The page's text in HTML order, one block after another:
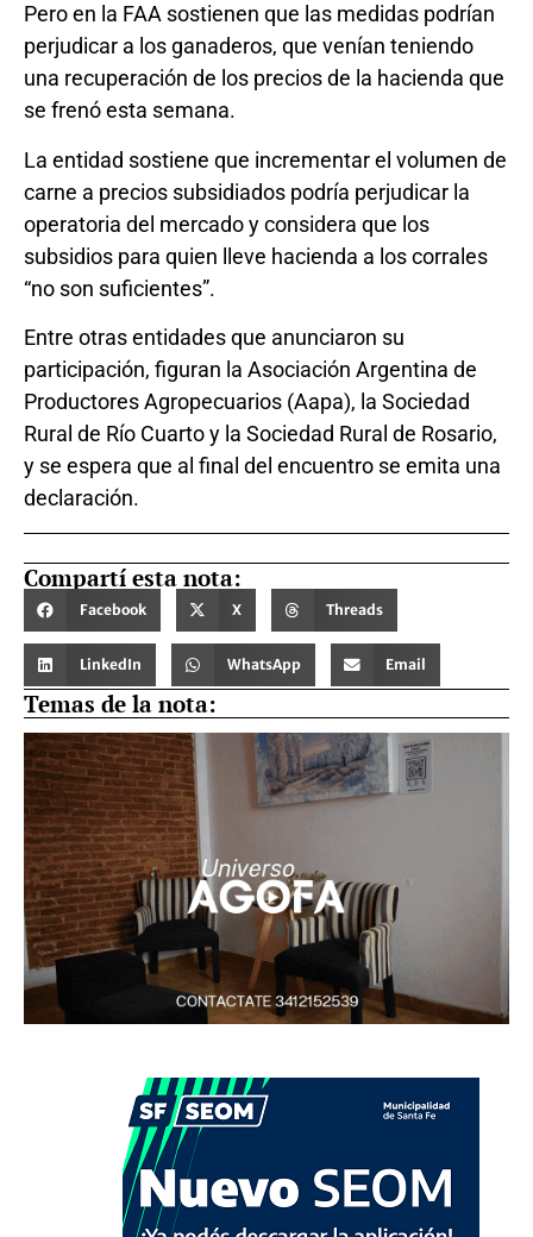
Pero en la FAA sostienen que las medidas podrían
perjudicar a los ganaderos, que venían teniendo
una recuperación de los precios de la hacienda que
se frenó esta semana.
La entidad sostiene que incrementar el volumen de
carne a precios subsidiados podría perjudicar la
operatoria del mercado y considera que los
subsidios para quien lleve hacienda a los corrales
“no son suficientes”.
Entre otras entidades que anunciaron su
participación, figuran la Asociación Argentina de
Productores Agropecuarios (Aapa), la Sociedad
Rural de Río Cuarto y la Sociedad Rural de Rosario,
y se espera que al final del encuentro se emita una
declaración.
Compartí esta nota:
Facebook X Threads
LinkedIn WhatsApp Email
Temas de la nota: